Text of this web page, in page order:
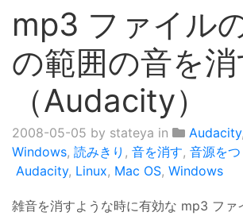
mp3 ファイル
の範囲の音を消
（Audacity）
2008-05-05 by stateya in Audacity,
Windows, 読みきり , 音を消す, 音源をつ
Audacity, Linux, Mac OS, Windows
雑音を消すような時に有効な mp3 ファ